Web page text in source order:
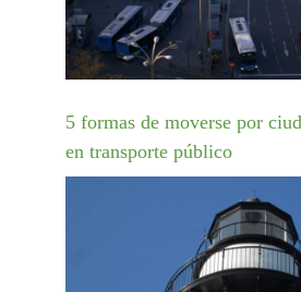
5 formas de moverse por
en transporte público